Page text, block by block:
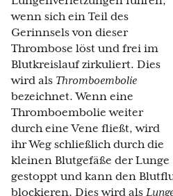
wenn sich ein Teil des
Gerinnsels von dieser
Thrombose löst und frei im
Blutkreislauf zirkuliert. Dies
wird als Thromboembolie
bezeichnet. Wenn eine
Thromboembolie weiter
durch eine Vene fließt, wird
ihr Weg schließlich durch die
kleinen Blutgefäße der Lunge
gestoppt und kann den
blockieren. Dies wird als